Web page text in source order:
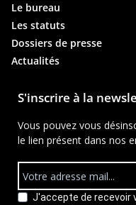
Le bureau
Les statuts
Dossiers de presse
Actualités
S'inscrire à la
Vous pouvez vous
le lien présent dans nos
J'accepte de recevoir